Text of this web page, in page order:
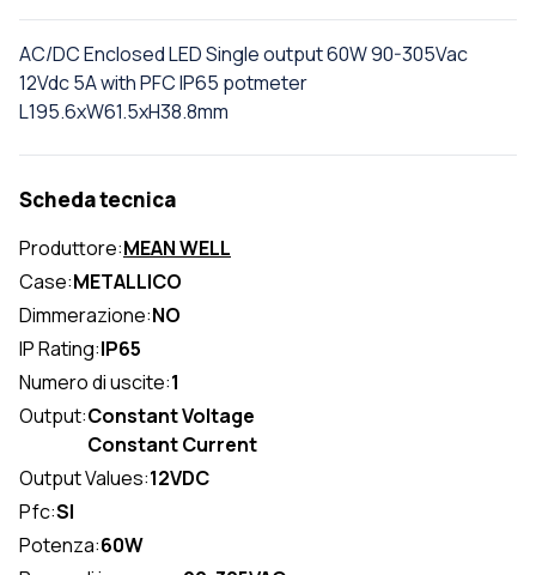
AC/DC Enclosed LED Single output 60W 90-305Vac
12Vdc 5A with PFC IP65 potmeter
L195.6xW61.5xH38.8mm
Scheda tecnica
Produttore:MEAN WELL
Case:METALLICO
Dimmerazione:NO
IP Rating:IP65
Numero di uscite:1
Output:Constant Voltage
Constant Current
Output Values:12VDC
Pfc:SI
Potenza:60W